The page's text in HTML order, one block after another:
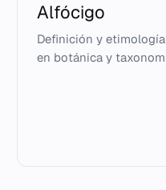
Alfócigo
Definición y
en botánica y